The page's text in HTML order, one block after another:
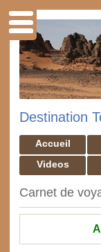
Destination
Accueil
Videos
Carnet de